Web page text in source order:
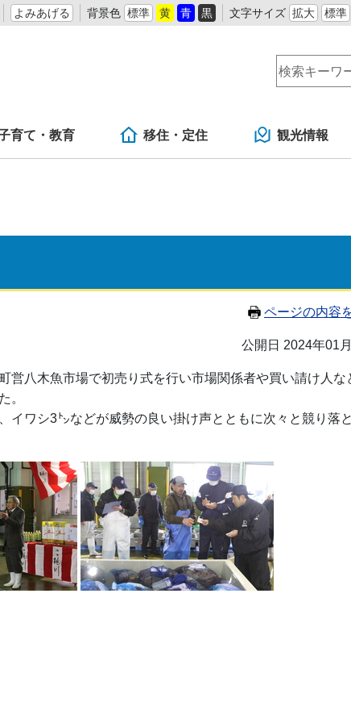
よみあげる 背景色 標準 黄 青 黒 文字サイズ 拡大 標準
育て・教育 移住・定住 観光情報
ページの内容
公開日 2024年01
八木魚市場で初売り式を行い市場関係者や買い請け人な
。
ワシ3㌧などが威勢の良い掛け声とともに次々と競り落